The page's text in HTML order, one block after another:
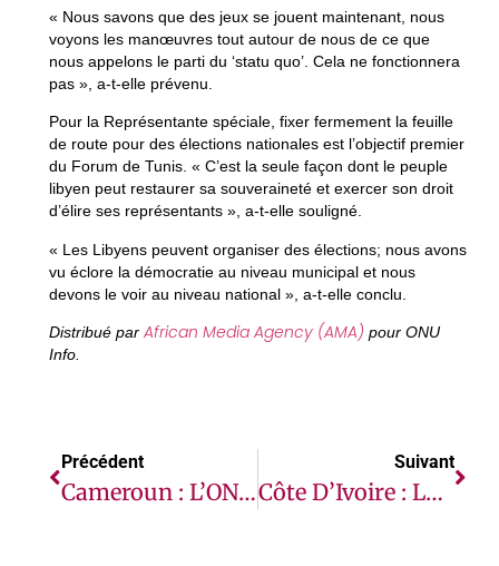
« Nous savons que des jeux se jouent maintenant, nous
voyons les manœuvres tout autour de nous de ce que
nous appelons le parti du ‘statu quo’. Cela ne fonctionnera
pas », a-t-elle prévenu.
Pour la Représentante spéciale, fixer fermement la feuille
de route pour des élections nationales est l’objectif premier
du Forum de Tunis. « C’est la seule façon dont le peuple
libyen peut restaurer sa souveraineté et exercer son droit
d’élire ses représentants », a-t-elle souligné.
« Les Libyens peuvent organiser des élections; nous avons
vu éclore la démocratie au niveau municipal et nous
devons le voir au niveau national », a-t-elle conclu.
Distribué par African Media Agency (AMA) pour ONU
Info.
Précédent
Cameroun : L’ONU Condamne Les Attaques Contre Des Écoles En Zone Anglophone
Suivant
Côte D’Ivoire : Le Chef De L’ONU Condamne Les Violences Et Appelle Au Respect De L’ordre Constitutionnel